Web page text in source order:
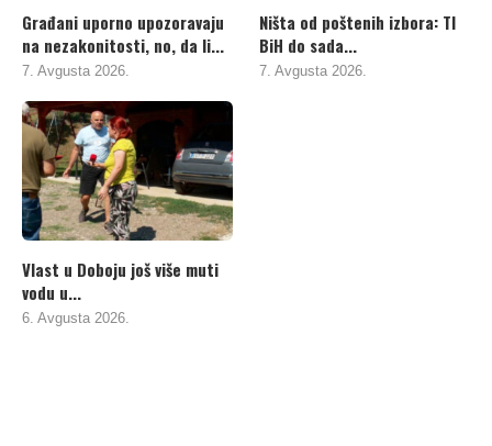
Građani uporno upozoravaju
na nezakonitosti, no, da li...
7. Avgusta 2026.
Ništa od poštenih izbora: TI
BiH do sada...
7. Avgusta 2026.
Vlast u Doboju još više muti
vodu u...
6. Avgusta 2026.